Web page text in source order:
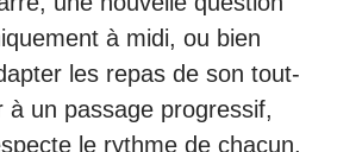
à midi, ou bien
les repas de son tout-
à un passage progressif,
le rythme de chacun.